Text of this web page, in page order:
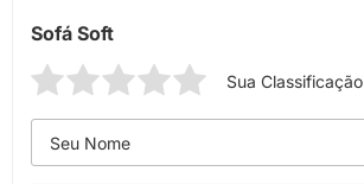
Sofá Soft
Sua Classificação